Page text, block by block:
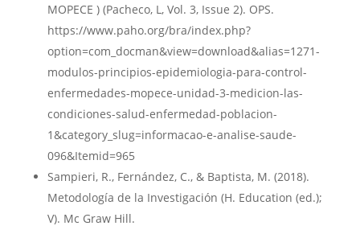
MOPECE ) (Pacheco, L, Vol. 3, Issue 2). OPS.
https://www.paho.org/bra/index.php?
option=com_docman&view=download&alias=1271-
modulos-principios-epidemiologia-para-control-
enfermedades-mopece-unidad-3-medicion-las-
condiciones-salud-enfermedad-poblacion-
1&category_slug=informacao-e-analise-saude-
096&Itemid=965
Sampieri, R., Fernández, C., & Baptista, M. (2018).
Metodología de la Investigación (H. Education (ed.);
V). Mc Graw Hill.